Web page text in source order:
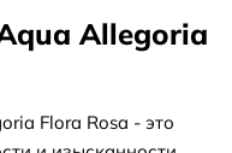
Allegoria
Flora Rosa - это